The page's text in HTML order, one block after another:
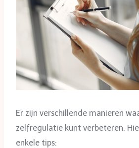
Er zijn verschillende manieren
zelfregulatie kunt verbeteren.
enkele tips: